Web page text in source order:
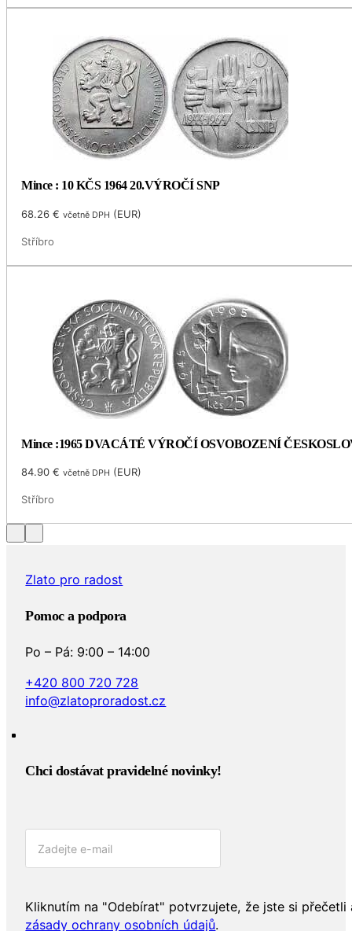
Mince : 10 KČS 1964 20.VÝROČÍ SNP
68.26€ včetně DPH (EUR)
Stříbro
Mince :1965 DVACÁTÉ VÝROČÍ OSVOBOZENÍ
84.90€ včetně DPH (EUR)
Stříbro
Zlato pro radost
Pomoc a podpora
Po – Pá: 9:00 – 14:00
+420 800 720 728
info@zlatoproradost.cz
Chci dostávat pravidelné novinky!​
Kliknutím na "Odebírat" potvrzujete, že jste si přečetli
zásady ochrany osobních údajů.